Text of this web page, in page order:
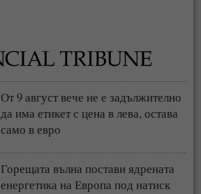
От 9 август вече не е задължително
да има етикет с цена в лева, остава
само в евро
Горещата вълна постави ядрената
енергетика на Европа под натиск